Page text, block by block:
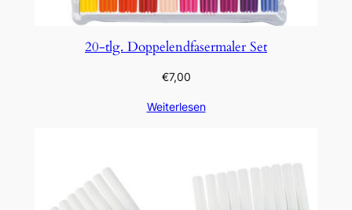
20-tlg. Doppelendfasermaler Set
€7,00
Weiterlesen